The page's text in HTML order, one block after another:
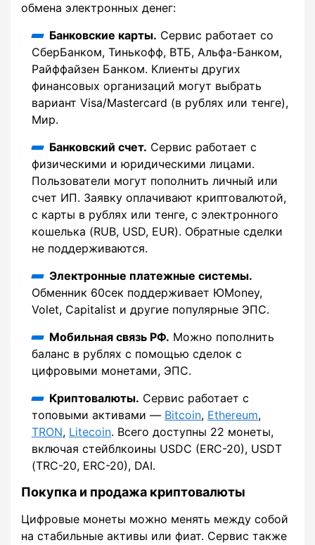
обмена электронных денег:
Банковские карты. Сервис работает со
СберБанком, Тинькофф, ВТБ, Альфа-Банком,
Райффайзен Банком. Клиенты других
финансовых организаций могут выбрать
вариант Visa/Mastercard (в рублях или тенге),
Мир.
Банковский счет. Сервис работает с
физическими и юридическими лицами.
Пользователи могут пополнить личный или
счет ИП. Заявку оплачивают криптовалютой,
с карты в рублях или тенге, с электронного
кошелька (RUB, USD, EUR). Обратные сделки
не поддерживаются.
Электронные платежные системы.
Обменник 60сек поддерживает ЮMoney,
Volet, Capitalist и другие популярные ЭПС.
Мобильная связь РФ. Можно пополнить
баланс в рублях с помощью сделок с
цифровыми монетами, ЭПС.
Криптовалюты. Сервис работает с
топовыми активами — Bitcoin, Ethereum,
TRON, Litecoin. Всего доступны 22 монеты,
включая стейблкоины USDC (ERC-20), USDT
(TRC-20, ERC-20), DAI.
Покупка и продажа криптовалюты
Цифровые монеты можно менять между собой
на стабильные активы или фиат. Сервис также